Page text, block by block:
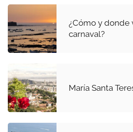
¿Cómo y donde
carnaval?
María Santa